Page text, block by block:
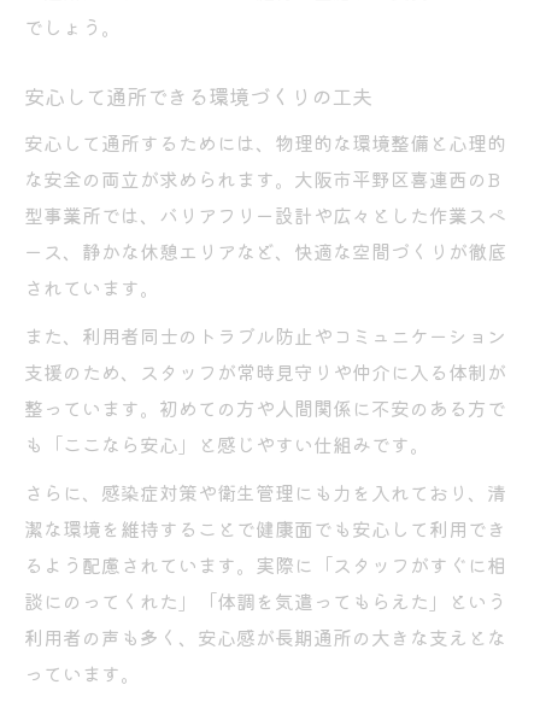
でしょう。
安心して通所できる環境づくりの工夫
安心して通所するためには、物理的な環境整備と心理的
な安全の両立が求められます。大阪市平野区喜連西のB
型事業所では、バリアフリー設計や広々とした作業スペ
ース、静かな休憩エリアなど、快適な空間づくりが徹底
されています。
また、利用者同士のトラブル防止やコミュニケーション
支援のため、スタッフが常時見守りや仲介に入る体制が
整っています。初めての方や人間関係に不安のある方で
も「ここなら安心」と感じやすい仕組みです。
さらに、感染症対策や衛生管理にも力を入れており、清
潔な環境を維持することで健康面でも安心して利用でき
るよう配慮されています。実際に「スタッフがすぐに相
談にのってくれた」「体調を気遣ってもらえた」という
利用者の声も多く、安心感が長期通所の大きな支えとな
っています。